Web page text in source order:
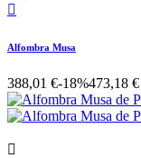

Alfombra Musa
388,01 €-18%473,18 €
